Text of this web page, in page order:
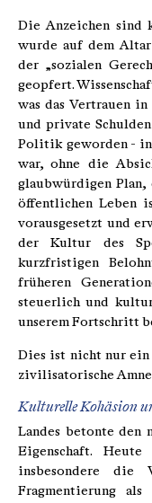
Die Anzeichen sind
wurde auf dem Altar
der „sozialen
geopfert.
was das Vertrauen
und private
Politik geworden - in
war, ohne die
glaubwürdigen
öffentlichen Leben
vorausgesetzt und
der Kultur des
kurzfristigen
früheren
steuerlich und
unserem Fortschritt
Dies ist nicht nur ein
zivilisatorische
Kulturelle Kohäsion
Landes betonte den
Eigenschaft.
insbesondere die
Fragmentierung